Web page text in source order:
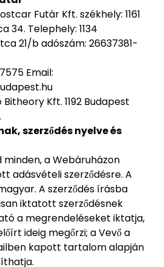
Futár Kft. székhely: 1161
34. Telephely: 1134
21/badószám: 26637381-
Email:
Kft. 1192 Budapest
szerződés nyelve és
minden, a Webáruházon
adásvételi szerződésre. A
A szerződés írásba
iktatott szerződésnek
a megrendeléseket iktatja,
ideig megőrzi; a Vevő a
kapott tartalom alapján